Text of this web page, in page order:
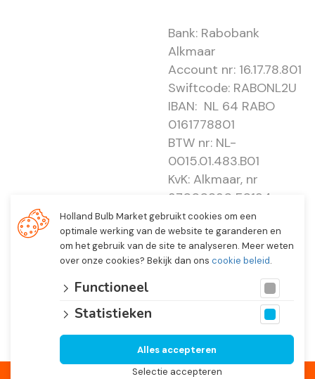
Bank: Rabobank
Alkmaar
Account nr: 16.17.78.801
Swiftcode: RABONL2U
IBAN: NL 64 RABO
0161778801
BTW nr: NL-
0015.01.483.B01
KvK: Alkmaar, nr
37000830 E0194 -
EBO 505
© 2026 Holland Bulb Market, Heiloo Netherlands
Holland Bulb Market gebruikt cookies om een
optimale werking van de website te garanderen en
om het gebruik van de site te analyseren. Meer weten
over onze cookies? Bekijk dan ons cookie beleid.
Functioneel
Statistieken
Selectie accepteren
Alles accepteren